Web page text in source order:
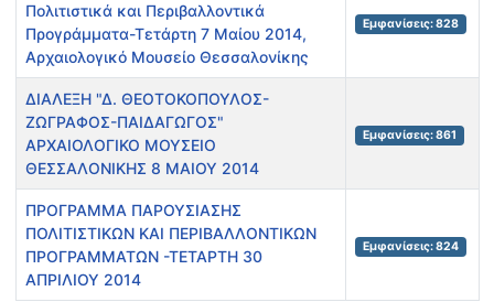
Πολιτιστικά και Περιβαλλοντικά
Προγράμματα-Τετάρτη 7 Μαίου 2014,
Αρχαιολογικό Μουσείο Θεσσαλονίκης
Εμφανίσεις: 828
ΔΙΑΛΕΞΗ "Δ. ΘΕΟΤΟΚΟΠΟΥΛΟΣ-
ΖΩΓΡΑΦΟΣ-ΠΑΙΔΑΓΩΓΟΣ"
ΑΡΧΑΙΟΛΟΓΙΚΟ ΜΟΥΣΕΙΟ
ΘΕΣΣΑΛΟΝΙΚΗΣ 8 ΜΑΙΟΥ 2014
Εμφανίσεις: 861
ΠΡΟΓΡΑΜΜΑ ΠΑΡΟΥΣΙΑΣΗΣ
ΠΟΛΙΤΙΣΤΙΚΩΝ ΚΑΙ ΠΕΡΙΒΑΛΛΟΝΤΙΚΩΝ
ΠΡΟΓΡΑΜΜΑΤΩΝ -ΤΕΤΑΡΤΗ 30
ΑΠΡΙΛΙΟΥ 2014
Εμφανίσεις: 824